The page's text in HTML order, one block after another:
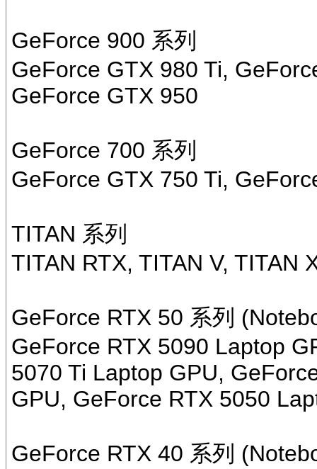
GeForce 900 系列
GeForce GTX 980 Ti,
GeForce GTX 950
GeForce 700 系列
GeForce GTX 750 Ti,
TITAN 系列
TITAN RTX, TITAN V, TITAN
GeForce RTX 50 系列
GeForce RTX 5090 Laptop
5070 Ti Laptop GPU,
GPU, GeForce RTX 5050
GeForce RTX 40 系列